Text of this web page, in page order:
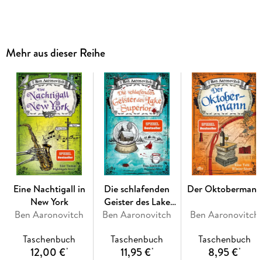
Nachts zu der Leiche eines Jazzmusikers gerufen wird,
Peter findet heraus, dass in den Jazzclubs in Soho, im Herzen
Londons, plötzlich verdächtig viele Musiker eines
unerwarteten Todes sterben. Hier geht etwas nicht mit
rechten Dingen zu . . .
Mehr aus dieser Reihe
Eine Nachtigall in
New York
Ben Aaronovitch
Taschenbuch
12,00 €*
Die schlafenden
Geister des Lake
Superior
Ben Aaronovitch
Taschenbuch
11,95 €*
Der Oktobermann
Ben Aaronovitch
Taschenbuch
8,95 €*